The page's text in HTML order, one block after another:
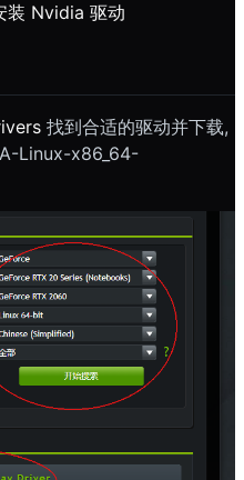
装 Nvidia 驱动
找到合适的驱动并下载,
Linux-x86_64-